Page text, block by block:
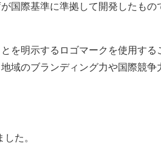
国際基準に準拠して開発したもの
を明示するロゴマークを使用する
域のブランディング力や国際競争
た。